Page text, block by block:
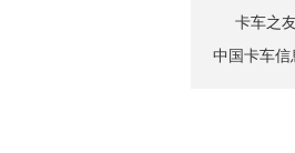
卡车之
中国卡车信